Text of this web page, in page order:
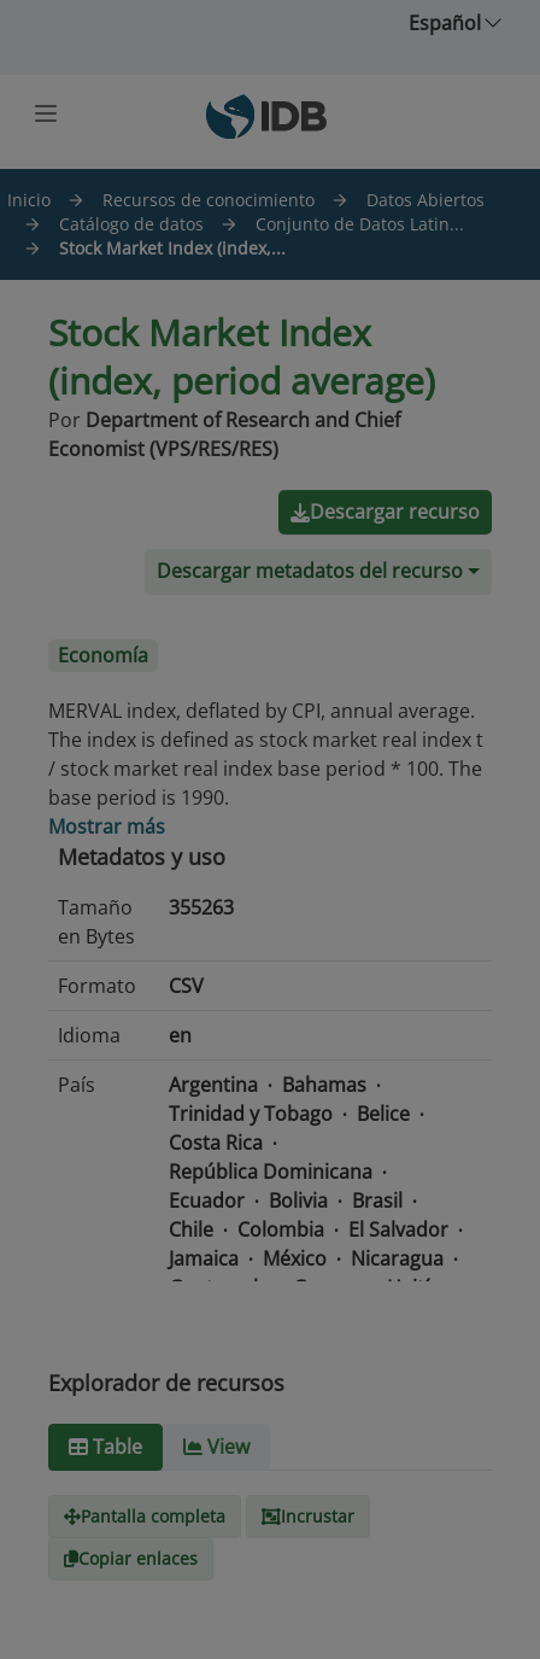
Español
Inicio Recursos de conocimiento
Datos Abiertos
Catálogo de datos
Conjunto de Datos Latin...
Stock Market Index (index,...
Stock Market Index
(index, period average)
Por Department of Research and Chief
Economist (VPS/RES/RES)
Descargar recurso
Descargar metadatos del recurso
Economía
MERVAL index, deflated by CPI, annual average.
The index is defined as stock market real index t
/ stock market real index base period * 100. The
base period is 1990.
Mostrar más
Metadatos y uso
Tamaño
en Bytes
355263
Formato
CSV
Idioma
en
País
Argentina
Bahamas
Trinidad y Tobago
Belice
Costa Rica
República Dominicana
Ecuador
Bolivia
Brasil
Chile
Colombia
El Salvador
Jamaica
México
Nicaragua
Guatemala
Guyana
Haití
Barbados
Paraguay
Tipo de
text/csv
Explorador de recursos
Table View
Pantalla completa
Incrustar
Copiar enlaces